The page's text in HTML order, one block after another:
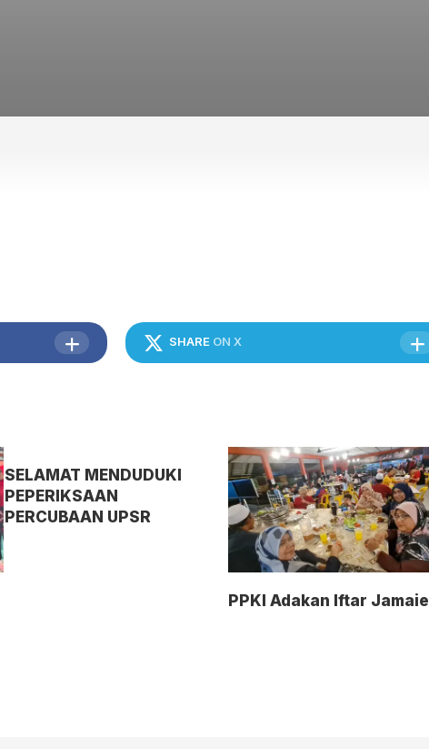
SHARE ON X
SELAMAT MENDUDUKI
PEPERIKSAAN
PERCUBAAN UPSR
PPKI Adakan Iftar Jamaie